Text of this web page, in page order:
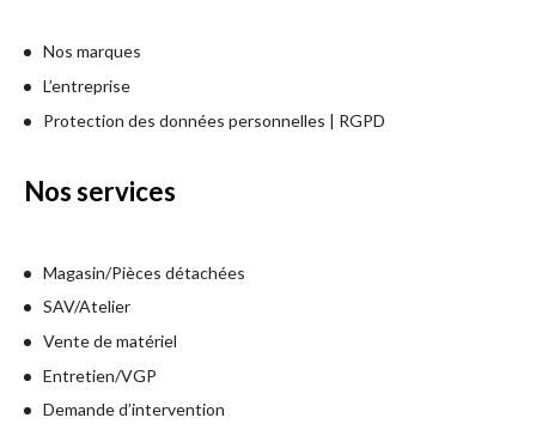
Nos marques
L’entreprise
Protection des données personnelles | RGPD
Nos services
Magasin/Pièces détachées
SAV/Atelier
Vente de matériel
Entretien/VGP
Demande d’intervention